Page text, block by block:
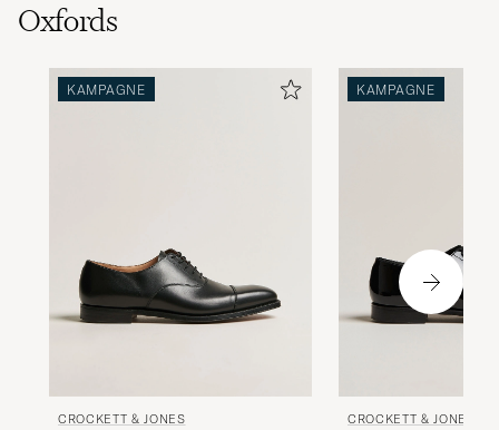
Oxfords
KAMPAGNE
CROCKETT & JONES
KAMPAGNE
CROCKETT & JONES